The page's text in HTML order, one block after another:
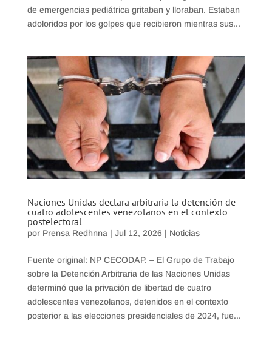
de emergencias pediátrica gritaban y lloraban. Estaban
adoloridos por los golpes que recibieron mientras sus...
Naciones Unidas declara arbitraria la detención de
cuatro adolescentes venezolanos en el contexto
postelectoral
por Prensa Redhnna | Jul 12, 2026 | Noticias
Fuente original: NP CECODAP. – El Grupo de Trabajo
sobre la Detención Arbitraria de las Naciones Unidas
determinó que la privación de libertad de cuatro
adolescentes venezolanos, detenidos en el contexto
posterior a las elecciones presidenciales de 2024, fue...